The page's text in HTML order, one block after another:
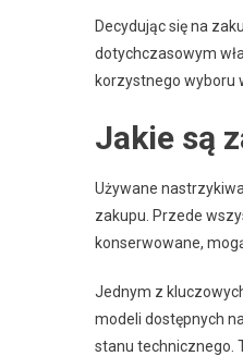
Decydując się na
dotychczasowym
korzystnego wyboru
Jakie są
Używane
zakupu. Przede
konserwowane,
Jednym z
modeli dostępnych
stanu technicznego.